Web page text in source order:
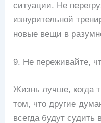
ситуации. Не
изнурительной
новые вещи в
9. Не переживайте,
Жизнь лучше, когда
том, что другие
всегда будут